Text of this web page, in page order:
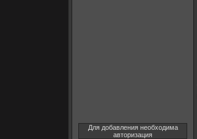
Для добавления необходима
авторизация